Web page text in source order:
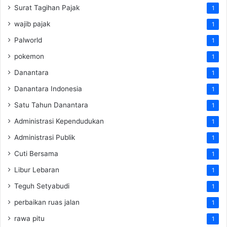
Surat Tagihan Pajak 1
wajib pajak 1
Palworld 1
pokemon 1
Danantara 1
Danantara Indonesia 1
Satu Tahun Danantara 1
Administrasi Kependudukan 1
Administrasi Publik 1
Cuti Bersama 1
Libur Lebaran 1
Teguh Setyabudi 1
perbaikan ruas jalan 1
rawa pitu 1